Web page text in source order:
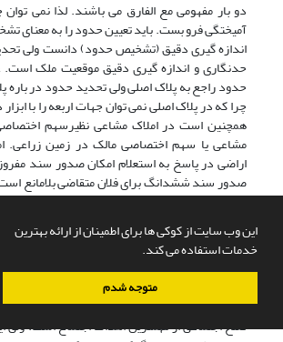
این وب سایت از کوکی ها برای اطمینان از ارائه بهترین
خدمات استفاده می کند.
متوجه شدم
دو بار مفهومی مع الفارق می باشند. لذا نمی
آمیختگی فرو بست. باید تعیین حدود را به معنای
اندازه گیری دقیق (تشخیص حدود) دانست ولی
حدنگاری و اندازه گیری دقیق موقعیت ملک است.
حدود راجع به پلاک اصلی ولی تحدید حدود در باره
چرا که در پلاک اصلی نمی توان جهات اربعه را با
همچنین است در املاک مشاعی نظیرسهم
مشاعی یا سهم اختصاصی مالک در زمین زراعی.
اراضی در پاسخ به استعلام امکان صدور سند
صدور سند ششدانگ برای فلان متقاضی بلامانع است
با تنظیم صورتمجلس تحدید حدود سند ششدانگ
حالی است که تحدید حدود برای اینگونه
بایستی به تعیین حدود اکتفا نمود زیرا نقشه
نیست. بنابراین تفکیک میان این دو مفهوم ضرورت
صلح اجتماعی از مهمترین اهداف اجتماع است. ولی